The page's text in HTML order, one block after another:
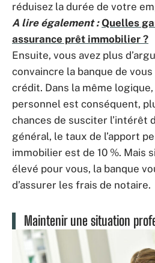
réduisez la durée de votre
A lire également : Quelles
assurance prêt immobilier ?
Ensuite, vous avez plus
convaincre la banque de
crédit. Dans la même
personnel est conséquent,
chances de susciter l’intérêt
général, le taux de l’apport
immobilier est de 10 %. Mais
élevé pour vous, la banque
d’assurer les frais de notaire.
Maintenir une situation